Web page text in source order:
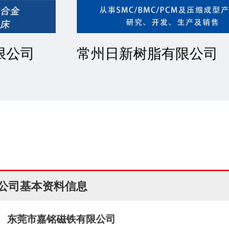
公司 常州日新树脂有限公司
司基本资料信息
东莞市嘉铭磁铁有限公司